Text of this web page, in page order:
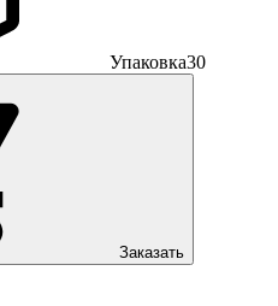
Упаковка30
Заказать